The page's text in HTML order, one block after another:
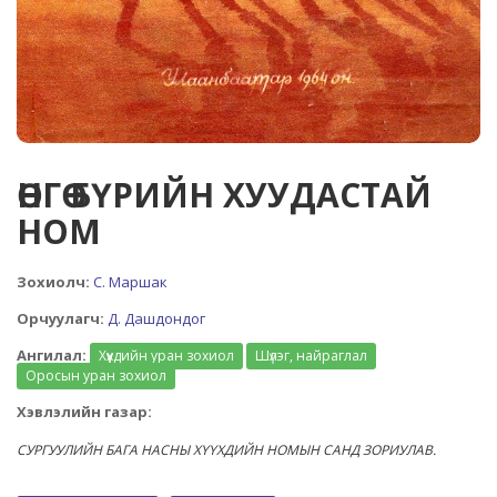
ӨНГӨ БҮРИЙН ХУУДАСТАЙ
НОМ
Зохиолч: С. Маршак
Орчуулагч: Д. Дашдондог
Ангилал:
Хүүхдийн уран зохиол
Шүлэг, найраглал
Оросын уран зохиол
Хэвлэлийн газар:
СУРГУУЛИЙН БАГА НАСНЫ ХҮҮХДИЙН НОМЫН САНД ЗОРИУЛАВ.